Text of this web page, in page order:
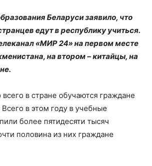
Беларуси заявило, что
едут в республику учиться.
«МИР 24» на первом месте
на втором – китайцы, на
в стране обучаются граждане
в этом году в учебные
более пятидесяти тысяч
половина из них граждане